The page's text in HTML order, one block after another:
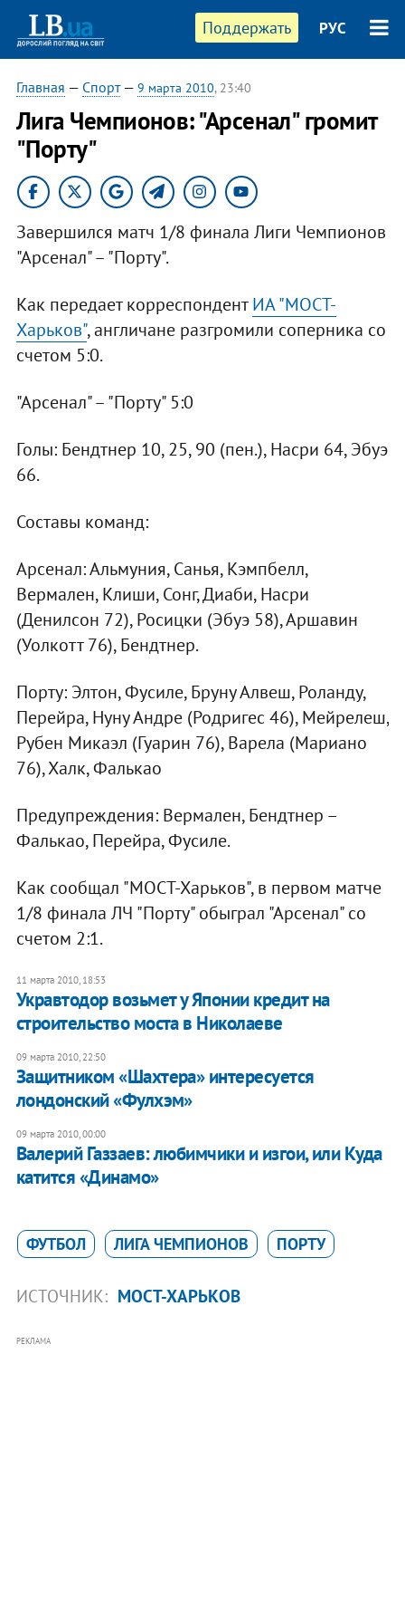
Поддержать РУС
Главная — Спорт— 9 марта 2010, 23:40
Лига Чемпионов: "Арсенал" громит
"Порту"
Завершился матч 1/8 финала Лиги Чемпионов
"Арсенал" – "Порту".
Как передает корреспондентИА "МОСТ-
Харьков", англичане разгромили соперника со
счетом 5:0.
"Арсенал" – "Порту" 5:0
Голы: Бендтнер 10, 25, 90 (пен.), Насри 64, Эбуэ
66.
Составы команд:
Арсенал: Альмуния, Санья, Кэмпбелл,
Вермален, Клиши, Сонг, Диаби, Насри
(Денилсон 72), Росицки (Эбуэ 58), Аршавин
(Уолкотт 76), Бендтнер.
Порту: Элтон, Фусиле, Бруну Алвеш, Роланду,
Перейра, Нуну Андре (Родригес 46), Мейрелеш,
Рубен Микаэл (Гуарин 76), Варела (Мариано
76), Халк, Фалькао
Предупреждения: Вермален, Бендтнер –
Фалькао, Перейра, Фусиле.
Как сообщал "МОСТ-Харьков", в первом матче
1/8 финала ЛЧ "Порту" обыграл "Арсенал" со
счетом 2:1.
11 марта 2010, 18:53
Укравтодор возьмет у Японии кредит на
строительство моста в Николаеве
09 марта 2010, 22:50
Защитником «Шахтера» интересуется
лондонский «Фулхэм»
09 марта 2010, 00:00
Валерий Газзаев: любимчики и изгои, или Куда
катится «Динамо»
ФУТБОЛ ЛИГА ЧЕМПИОНОВ ПОРТУ
ИСТОЧНИК: МОСТ-ХАРЬКОВ
РЕКЛАМА